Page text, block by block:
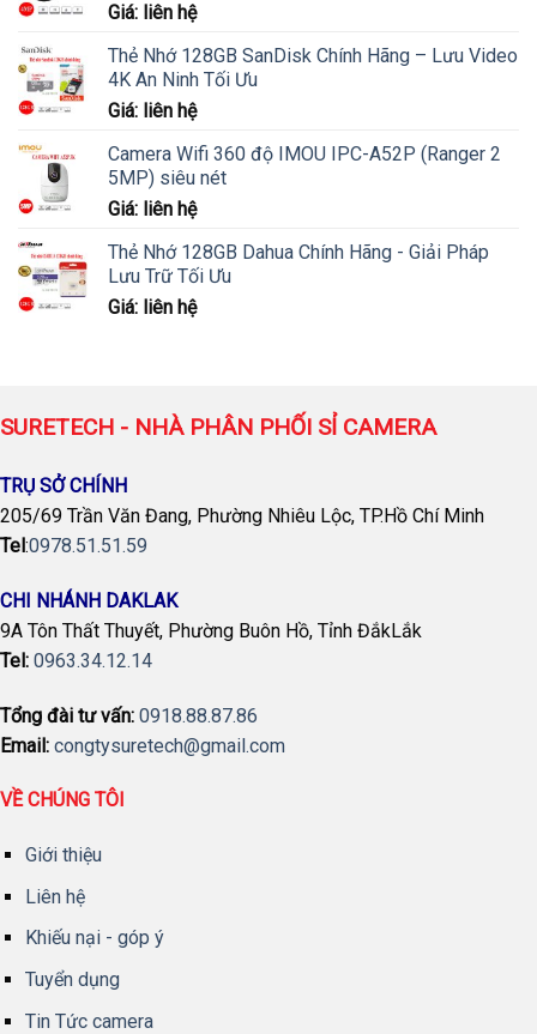
Giá: liên hệ
Thẻ Nhớ 128GB SanDisk Chính Hãng – Lưu Video
4K An Ninh Tối Ưu
Giá: liên hệ
Camera Wifi 360 độ IMOU IPC-A52P (Ranger 2
5MP) siêu nét
Giá: liên hệ
Thẻ Nhớ 128GB Dahua Chính Hãng - Giải Pháp
Lưu Trữ Tối Ưu
Giá: liên hệ
SURETECH - NHÀ PHÂN PHỐI SỈ CAMERA
TRỤ SỞ CHÍNH
205/69 Trần Văn Đang, Phường Nhiêu Lộc, TP.Hồ Chí Minh
Tel:0978.51.51.59
CHI NHÁNH DAKLAK
9A Tôn Thất Thuyết, Phường Buôn Hồ, Tỉnh ĐắkLắk
Tel: 0963.34.12.14
Tổng đài tư vấn: 0918.88.87.86
Email: congtysuretech@gmail.com
VỀ CHÚNG TÔI
Giới thiệu
Liên hệ
Khiếu nại - góp ý
Tuyển dụng
Tin Tức camera